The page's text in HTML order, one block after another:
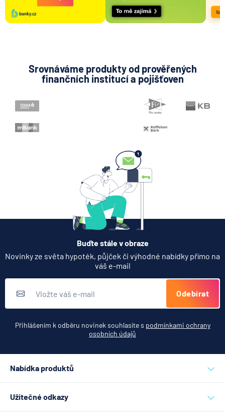
Srovnáváme produkty od prověřených
finančních institucí a pojišťoven
Buďte stále v obraze
Novinky ze světa hypoték, půjček či výhodné nabídky přímo na
váš e-mail
Odebírat
Přihlášením k odběru novinek souhlasíte s podmínkami ochrany
osobních údajů
Nabídka produktů
Užitečné odkazy